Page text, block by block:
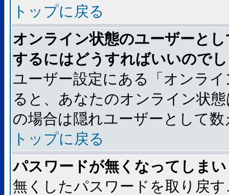
トップに戻る
オンライン状態のユーザーと
するにはどうすればいいので
ユーザー設定にある「オンラ
ると、あなたのオンライン状
の場合は隠れユーザーとして
トップに戻る
パスワードが無くなってしま
無くしたパスワードを取り戻